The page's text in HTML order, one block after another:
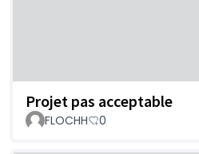
Projet pas acceptable
FLOCHH 0